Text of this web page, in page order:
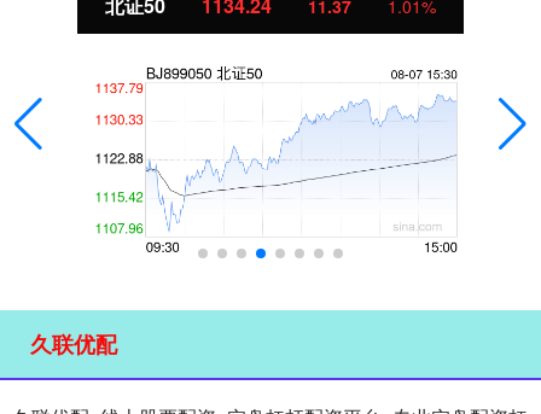
11.37 1.01%
久联优配